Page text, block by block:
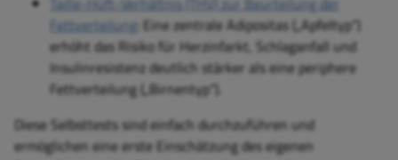
Fettverteilung : Eine zentrale Adipositas („Apfeltyp“)
erhöht das Risiko für Herzinfarkt, Schlaganfall und
Insulinresistenz deutlich stärker als eine periphere
Fettverteilung („Birnentyp“).
Diese Selbsttests sind einfach durchzuführen und
ermöglichen eine erste Einschätzung des eigenen